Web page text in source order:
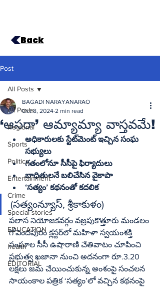
Back
Post
All Posts
Regional
Sports
Politics
Entertainment
Crime
Special stories
EDUCATION
health
EDITORIAL
All Posts
‘ఆసరా’ ఆమ్యామ్యా వాస్తవమే!
BAGADI NARAYANARAO
Oct 8, 2024 2 min read
అధికారులకు స్టేట్‌మెంట్‌ ఇచ్చిన సంఘ
సభ్యులు
గతంలోనూ సీసీపై ఫిర్యాదులు
బాధితులనే బలిచేసిన వైకాపా
‘సత్యం’ కథనంతో కదలిక
(సత్యంన్యూస్‌, శ్రీకాకుళం)
పలాస నియోజకవర్గం వజ్రపుకొత్తూరు మండలం
గోవిందపురం క్లస్టర్‌లో మహిళా స్వయంశక్తి
సంఘాల సీసీ ఉషారాణి చేతివాటం చూపించి
ప్రభుత్వ ఖజానా నుంచి అదనంగా రూ.3.20
లక్షలు జమ చేయించుకున్న అంశంపై సంచలన
సాయంకాల పత్రిక ‘సత్యం’లో వచ్చిన కథనంపై